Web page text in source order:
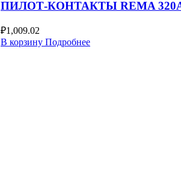
ПИЛОТ-КОНТАКТЫ REMA
₽1,009.02
В корзину Подробнее